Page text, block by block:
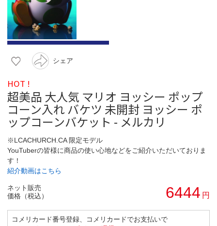
シェア
HOT !
超美品 大人気 マリオ ヨッシー ポップ
コーン入れ バケツ 未開封 ヨッシー ポ
ップコーンバケット - メルカリ
※LCACHURCH.CA 限定モデル
YouTuberの皆様に商品の使い心地などをご紹介いただいておりま
す！
紹介動画はこちら
ネット販売
価格（税込）
6444 円
コメリカード番号登録、コメリカードでお支払いで